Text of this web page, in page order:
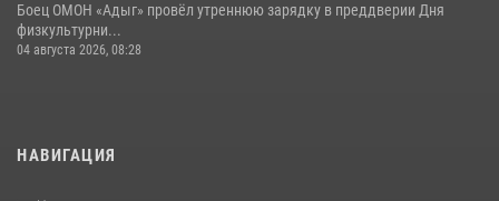
Боец ОМОН «Адыг» провёл утреннюю зарядку в преддверии Дня
физкультурни...
04 августа 2026, 08:28
НАВИГАЦИЯ